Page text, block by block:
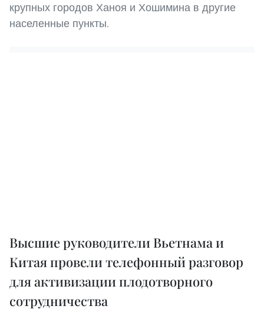
крупных городов Ханоя и Хошимина в другие
населенные пункты.
Высшие руководители Вьетнама и
Китая провели телефонный разговор
для активизации плодотворного
сотрудничества